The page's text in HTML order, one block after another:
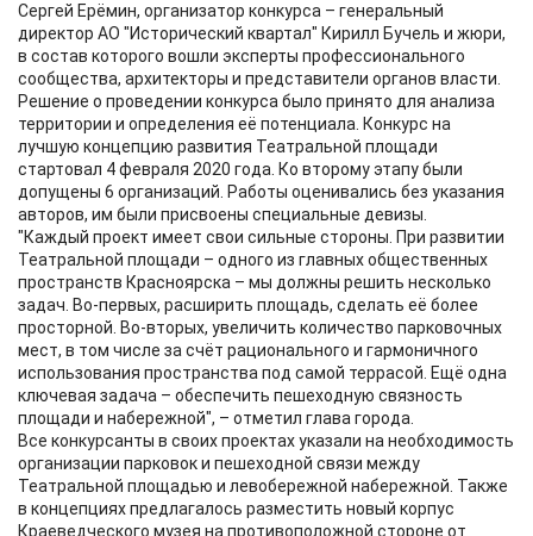
Сергей Ерёмин, организатор конкурса – генеральный
директор АО "Исторический квартал" Кирилл Бучель и жюри,
в состав которого вошли эксперты профессионального
сообщества, архитекторы и представители органов власти.
Решение о проведении конкурса было принято для анализа
территории и определения её потенциала. Конкурс на
лучшую концепцию развития Театральной площади
стартовал 4 февраля 2020 года. Ко второму этапу были
допущены 6 организаций. Работы оценивались без указания
авторов, им были присвоены специальные девизы.
"Каждый проект имеет свои сильные стороны. При развитии
Театральной площади – одного из главных общественных
пространств Красноярска – мы должны решить несколько
задач. Во-первых, расширить площадь, сделать её более
просторной. Во-вторых, увеличить количество парковочных
мест, в том числе за счёт рационального и гармоничного
использования пространства под самой террасой. Ещё одна
ключевая задача – обеспечить пешеходную связность
площади и набережной", – отметил глава города.
Все конкурсанты в своих проектах указали на необходимость
организации парковок и пешеходной связи между
Театральной площадью и левобережной набережной. Также
в концепциях предлагалось разместить новый корпус
Краеведческого музея на противоположной стороне от